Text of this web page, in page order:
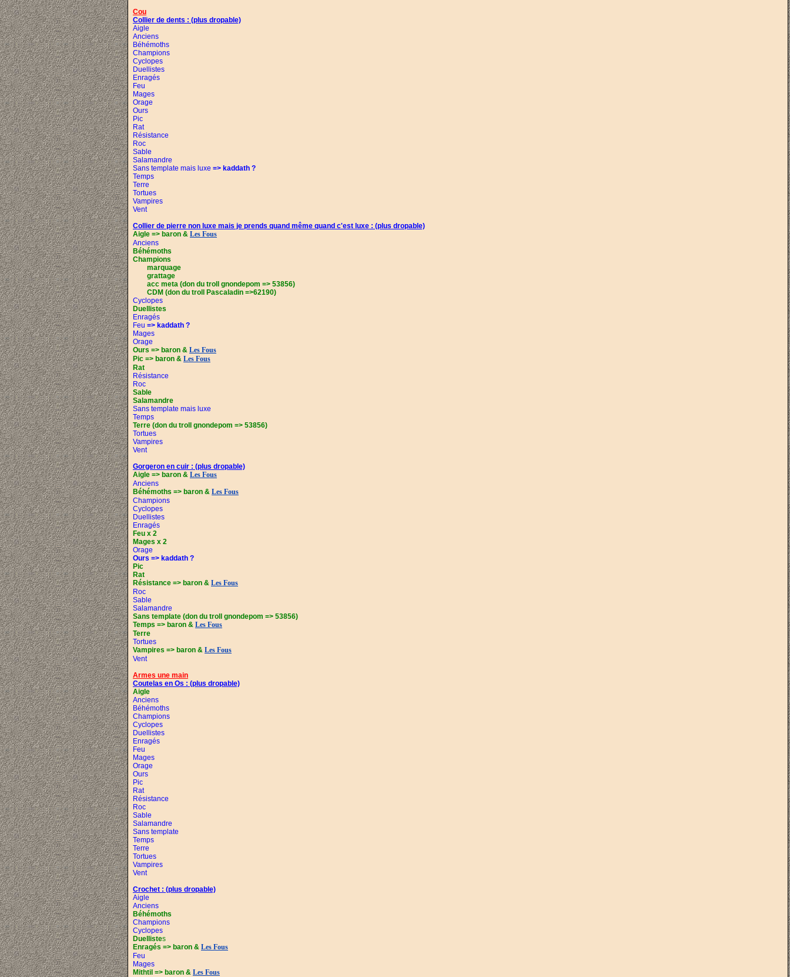
Cou
Collier de dents : (plus dropable)
Aigle
Anciens
Béhémoths
Champions
Cyclopes
Duellistes
Enragés
Feu
Mages
Orage
Ours
Pic
Rat
Résistance
Roc
Sable
Salamandre
Sans template mais luxe => kaddath ?
Temps
Terre
Tortues
Vampires
Vent
Collier de pierre non luxe mais je prends quand même quand c'est luxe : (plus dropable)
Aigle => baron & Les Fous
Anciens
Béhémoths
Champions
marquage
grattage
acc meta (don du troll gnondepom => 53856)
CDM (don du troll Pascaladin =>62190)
Cyclopes
Duellistes
Enragés
Feu => kaddath ?
Mages
Orage
Ours => baron & Les Fous
Pic => baron & Les Fous
Rat
Résistance
Roc
Sable
Salamandre
Sans template mais luxe
Temps
Terre (don du troll gnondepom => 53856)
Tortues
Vampires
Vent
Gorgeron en cuir : (plus dropable)
Aigle => baron & Les Fous
Anciens
Béhémoths => baron & Les Fous
Champions
Cyclopes
Duellistes
Enragés
Feu x 2
Mages x 2
Orage
Ours => kaddath ?
Pic
Rat
Résistance => baron & Les Fous
Roc
Sable
Salamandre
Sans template (don du troll gnondepom => 53856)
Temps => baron & Les Fous
Terre
Tortues
Vampires => baron & Les Fous
Vent
Armes une main
Coutelas en Os : (plus dropable)
Aigle
Anciens
Béhémoths
Champions
Cyclopes
Duellistes
Enragés
Feu
Mages
Orage
Ours
Pic
Rat
Résistance
Roc
Sable
Salamandre
Sans template
Temps
Terre
Tortues
Vampires
Vent
Crochet : (plus dropable)
Aigle
Anciens
Béhémoths
Champions
Cyclopes
Duellistes
Enragés => baron & Les Fous
Feu
Mages
Mithtil => baron & Les Fous